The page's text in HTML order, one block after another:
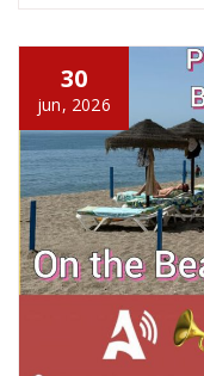
30
jun, 2026